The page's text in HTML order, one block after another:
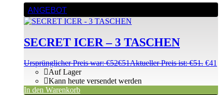
ANGEBOT
SECRET ICER – 3 TASCHEN
Ursprünglicher Preis war: €52€51Aktueller Preis ist: €51. €41
Auf Lager
Kann heute versendet werden
In den Warenkorb